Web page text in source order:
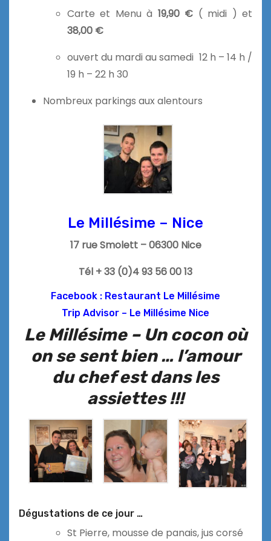
Carte et Menu à 19,90 € ( midi ) et
38,00 €
ouvert du mardi au samedi 12 h – 14 h /
19 h – 22 h 30
Nombreux parkings aux alentours
Le Millésime – Nice
17 rue Smolett – 06300 Nice
Tél + 33 (0)4 93 56 00 13
Facebook : Restaurant Le Millésime
Trip Advisor – Le Millésime Nice
Le Millésime – Un cocon où
on se sent bien … l’amour
du chef est dans les
assiettes !!!
Dégustations de ce jour …
St Pierre, mousse de panais, jus corsé